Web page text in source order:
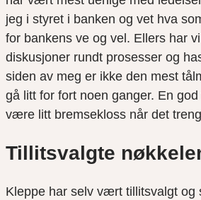
jeg i styret i banken og vet hva
for bankens ve og vel. Ellers har
diskusjoner rundt prosesser og
siden av meg er ikke den mest
gå litt for fort noen ganger. En
være litt bremsekloss når det
Tillitsvalgte
Kleppe har selv vært tillitsvalgt og